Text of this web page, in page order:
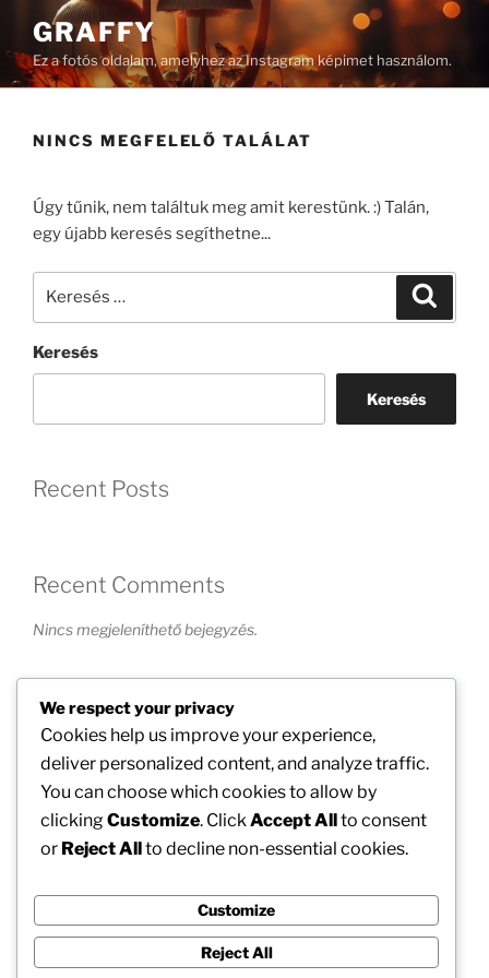
Tartalomhoz
GRAFFY
Ez a fotós oldalam, amelyhez az Instagram képimet használom.
NINCS MEGFELELŐ TALÁLAT
Úgy tűnik, nem találtuk meg amit kerestünk. :) Talán,
egy újabb keresés segíthetne...
kifejezésre:
Keresés
Keresés
Recent Posts
Recent Comments
Nincs megjeleníthető bejegyzés.
Archives
Nincs megjeleníthető archívum.
Categories
We respect your privacy
Cookies help us improve your experience,
deliver personalized content, and analyze traffic.
You can choose which cookies to allow by
clickingCustomize. Click Accept Allto consent
or Reject Allto decline non-essential cookies.
Customize
Reject All